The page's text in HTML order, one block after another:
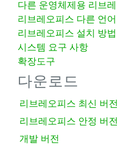
다른 운영체제용 리브
리브레오피스 다른 언어
리브레오피스 설치 방법
시스템 요구 사항
확장도구
다운로드
리브레오피스 최신 버전
리브레오피스 안정 버전
개발 버전